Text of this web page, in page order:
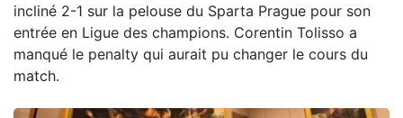
incliné 2-1 sur la pelouse du Sparta Prague pour son
entrée en Ligue des champions. Corentin Tolisso a
manqué le penalty qui aurait pu changer le cours du
match.